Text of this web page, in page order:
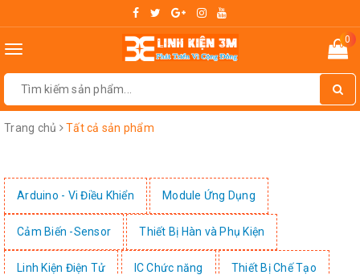
Toggle
0
Trang chủ Tất cả sản phẩm
Arduino - Vi Điều Khiển Module Ứng Dụng
Cảm Biến -Sensor Thiết Bị Hàn và Phụ Kiện
Linh Kiện Điện Tử IC Chức năng Thiết Bị Chế Tạo